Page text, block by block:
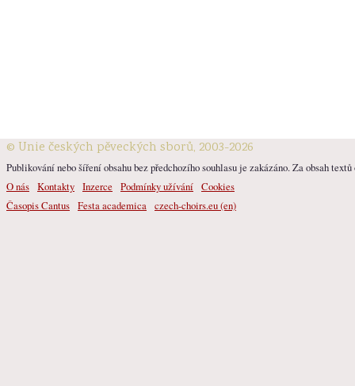
© Unie českých pěveckých sborů, 2003-2026
Publikování nebo šíření obsahu bez předchozího souhlasu je zakázáno. Za obsah
O nás Kontakty Inzerce Podmínky užívání Cookies
Časopis Cantus Festa academica czech-choirs.eu (en)